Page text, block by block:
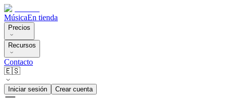
MúsicaEn tienda
Precios
Recursos
Contacto
🇪🇸
Iniciar sesión Crear cuenta